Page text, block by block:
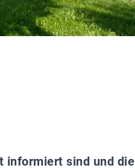
informiert sind und die